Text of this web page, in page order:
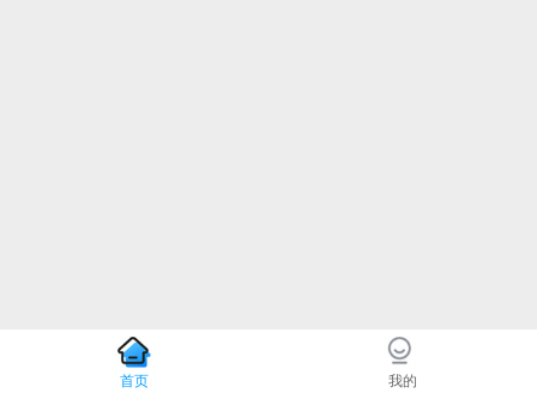
首页 我的